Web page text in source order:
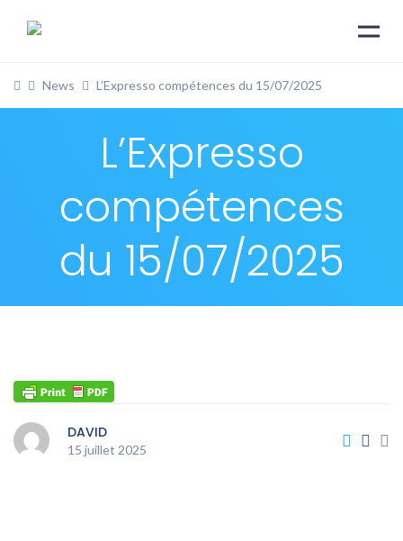
News L’Expresso compétences du 15/07/2025
L’Expresso
compétences
du 15/07/2025
DAVID
15 juillet 2025